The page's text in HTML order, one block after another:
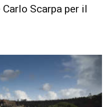
Scarpa per il